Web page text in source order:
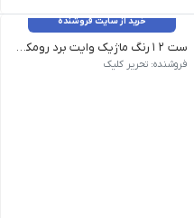
خرید از سایت فروشنده
ست 12رنگ ماژیک وایت برد رومکس
فروشنده: تحریر کلیک